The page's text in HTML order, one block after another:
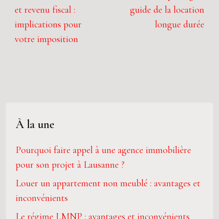
et revenu fiscal :
implications pour
votre imposition
guide de la location
longue durée
À la une
Pourquoi faire appel à une agence immobilière
pour son projet à Lausanne ?
Louer un appartement non meublé : avantages et
inconvénients
Le régime LMNP : avantages et inconvénients